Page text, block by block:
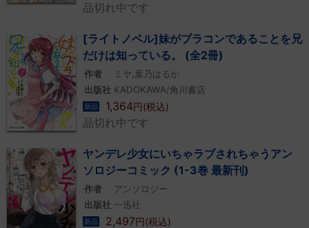
品切れ中です
[ライトノベル]妹がブラコンであることを兄
だけは知っている。 (全2冊)
作者
ミヤ,葉乃はるか
出版社 KADOKAWA/角川書店
新品 1,364円(税込)
品切れ中です
ヤンデレ少女にいちゃラブされちゃうアン
ソロジーコミック (1-3巻 最新刊)
作者
アンソロジー
出版社
一迅社
新品 2,497円(税込)